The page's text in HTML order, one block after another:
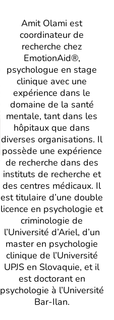
Amit Olami est
coordinateur de
recherche chez
EmotionAid®,
psychologue en stage
clinique avec une
expérience dans le
domaine de la santé
mentale, tant dans les
hôpitaux que dans
diverses organisations. Il
possède une expérience
de recherche dans des
instituts de recherche et
des centres médicaux. Il
est titulaire d’une double
licence en psychologie et
criminologie de
l’Université d’Ariel, d’un
master en psychologie
clinique de l’Université
UPJS en Slovaquie, et il
est doctorant en
psychologie à l’Université
Bar-Ilan.